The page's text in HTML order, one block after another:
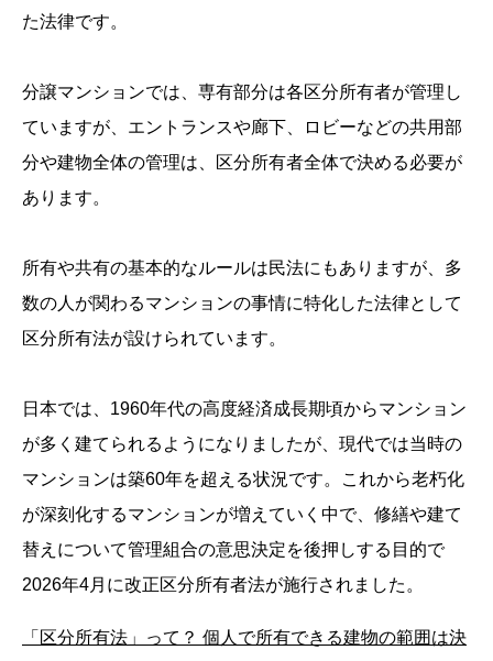
た法律です。
分譲マンションでは、専有部分は各区分所有者が管理し
ていますが、エントランスや廊下、ロビーなどの共用部
分や建物全体の管理は、区分所有者全体で決める必要が
あります。
所有や共有の基本的なルールは民法にもありますが、多
数の人が関わるマンションの事情に特化した法律として
区分所有法が設けられています。
日本では、1960年代の高度経済成長期頃からマンション
が多く建てられるようになりましたが、現代では当時の
マンションは築60年を超える状況です。これから老朽化
が深刻化するマンションが増えていく中で、修繕や建て
替えについて管理組合の意思決定を後押しする目的で
2026年4月に改正区分所有者法が施行されました。
「区分所有法」って？ 個人で所有できる建物の範囲は決